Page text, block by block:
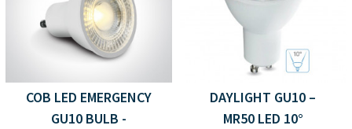
COB LED EMERGENCY
GU10 BULB -
DAYLIGHT GU10 –
MR50 LED 10°